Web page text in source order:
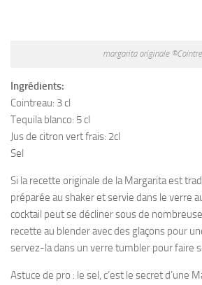
margarita originale
Ingrédients:
Cointreau: 3 cl
Tequila blanco: 5 cl
Jus de citron vert frais: 2cl
Sel
Si la recette originale de la Margarita est
préparée au shaker et servie dans le verre
cocktail peut se décliner sous de
recette au blender avec des glaçons pour
servez-la dans un verre tumbler pour faire
Astuce de pro : le sel, c’est le secret d’une